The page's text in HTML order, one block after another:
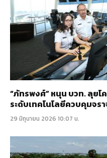
“ภัทรพงศ์” หนุน บวท. ลุย
ระดับเทคโนโลยีควบคุมจร
29 มิถุนายน 2026 10:07 น.